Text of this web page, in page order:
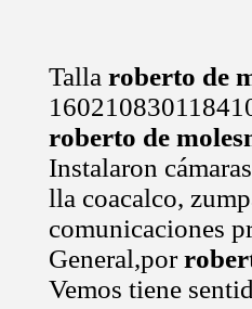
Talla roberto de
roberto de
Instalaron
lla coacalco,
comunicaciones
General,por
Vemos tiene